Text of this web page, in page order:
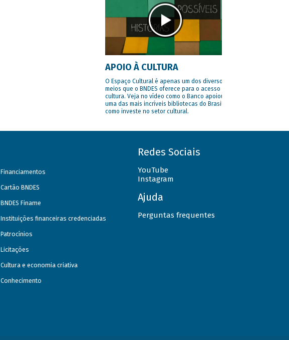
APOIO À CULTURA
O Espaço Cultural é apenas um dos diversos
meios que o BNDES oferece para o acesso à
cultura. Veja no vídeo como o Banco apoiou
uma das mais incríveis bibliotecas do Brasil e
como investe no setor cultural.
Financiamentos
Cartão BNDES
BNDES Finame
Instituições financeiras credenciadas
Patrocínios
Licitações
Cultura e economia criativa
Conhecimento
Redes Sociais
YouTube
Instagram
Ajuda
Perguntas frequentes